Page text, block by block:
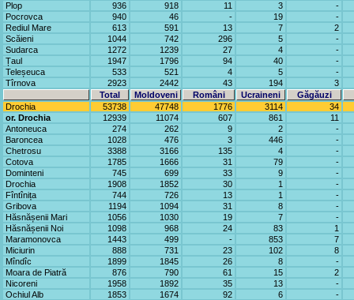
Plop
936 918 11 3
-
Pocrovca
940 46 - 19
-
Rediul Mare
613 591 13 7
2
Scăieni
1044 742 296 5
-
Sudarca
1272 1239 27 4
-
Țaul
1947 1796 94 40
-
Teleșeuca
533 521 4 5
-
Tîrnova
2923 2442 43 194
3
Total
Moldoveni Români Ucraineni
Găgăuzi
Drochia
53738 47748 1776 3114
34
or. Drochia
12939 11074 607 861
11
Antoneuca
274 262 9 2
-
Baroncea
1028 476 3 446
-
Chetrosu
3388 3166 135 4
-
Cotova
1785 1666 31 79
-
Dominteni
745 699 33 9
-
Drochia
1908 1852 30 1
-
Fîntînița
744 726 13 1
-
Gribova
1194 1094 31 8
-
Hăsnășenii Mari
1056 1030 19 7
-
Hăsnășenii Noi
1098 968 24 83
1
Maramonovca
1443 499 - 853
7
Miciurin
888 731 23 102
8
Mîndîc
1899 1845 26 8
-
Moara de Piatră
876 790 61 15
2
Nicoreni
1958 1892 35 13
-
Ochiul Alb
1853 1674 92 6
-